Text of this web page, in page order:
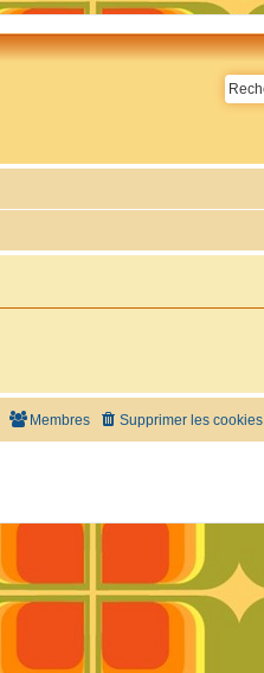
Supprimer les cookies
Membres